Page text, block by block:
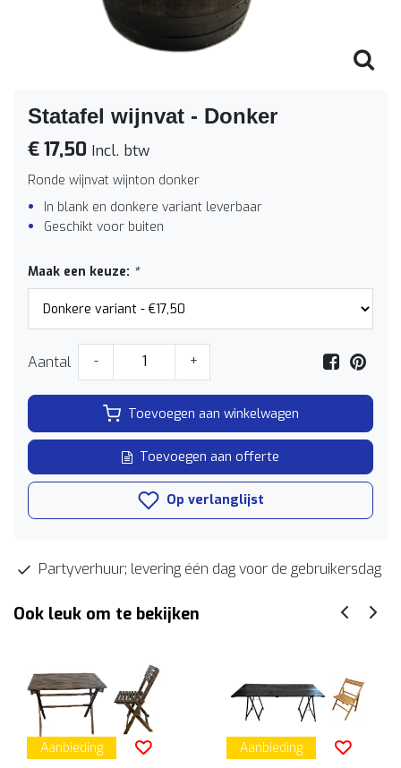
Statafel wijnvat - Donker
€ 17,50 Incl. btw
Ronde wijnvat wijnton donker
In blank en donkere variant leverbaar
Geschikt voor buiten
Maak een keuze: *
Aantal - +
Toevoegen aan winkelwagen
Toevoegen aan offerte
Op verlanglijst
Partyverhuur; levering één dag voor de gebruikersdag
Ook leuk om te bekijken
Aanbieding Aanbieding